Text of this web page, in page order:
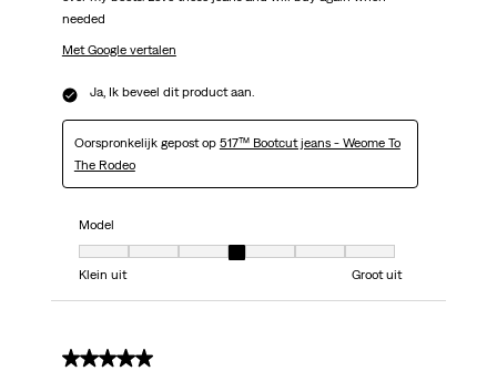
needed
Met Google vertalen
Ja, Ik beveel dit product aan.
Oorspronkelijk gepost op 517™ Bootcut jeans - Weome To
The Rodeo
Model
Model, 4 van 7, waarbij 1 gelijk is aan Klein uit en 7 gelijk is aan Groot uit
Klein uit
Groot uit
5 van 5 sterren.